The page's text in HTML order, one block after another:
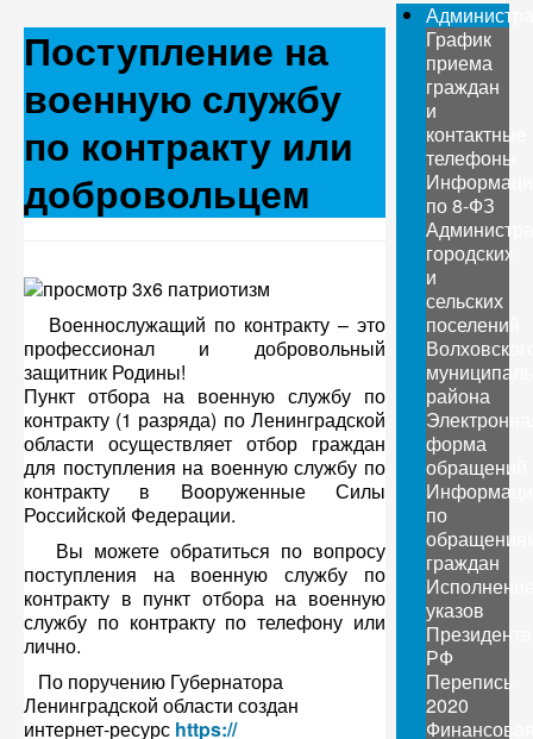
Поступление на
военную службу
по контракту или
добровольцем
Военнослужащий по контракту – это
профессионал и добровольный
защитник Родины!
Пункт отбора на военную службу по
контракту (1 разряда) по Ленинградской
области осуществляет отбор граждан
для поступления на военную службу по
контракту в Вооруженные Силы
Российской Федерации.
Вы можете обратиться по вопросу
поступления на военную службу по
контракту в пункт отбора на военную
службу по контракту по телефону или
лично.
По поручению Губернатора
Ленинградской области создан
интернет-ресурс https://
График
приема
граждан
и
контактные
телефоны
по 8-ФЗ
городских
и
сельских
поселений
района
форма
обращений
по
граждан
указов
Президента
РФ
Перепись
2020